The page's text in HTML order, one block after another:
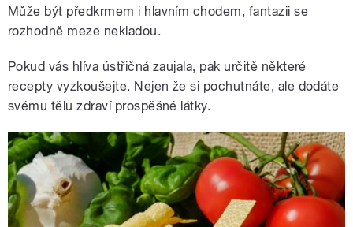
Může být předkrmem i hlavním chodem, fantazii se
rozhodně meze nekladou.
Pokud vás hlíva ústřičná zaujala, pak určitě některé
recepty vyzkoušejte. Nejen že si pochutnáte, ale dodáte
svému tělu zdraví prospěšné látky.